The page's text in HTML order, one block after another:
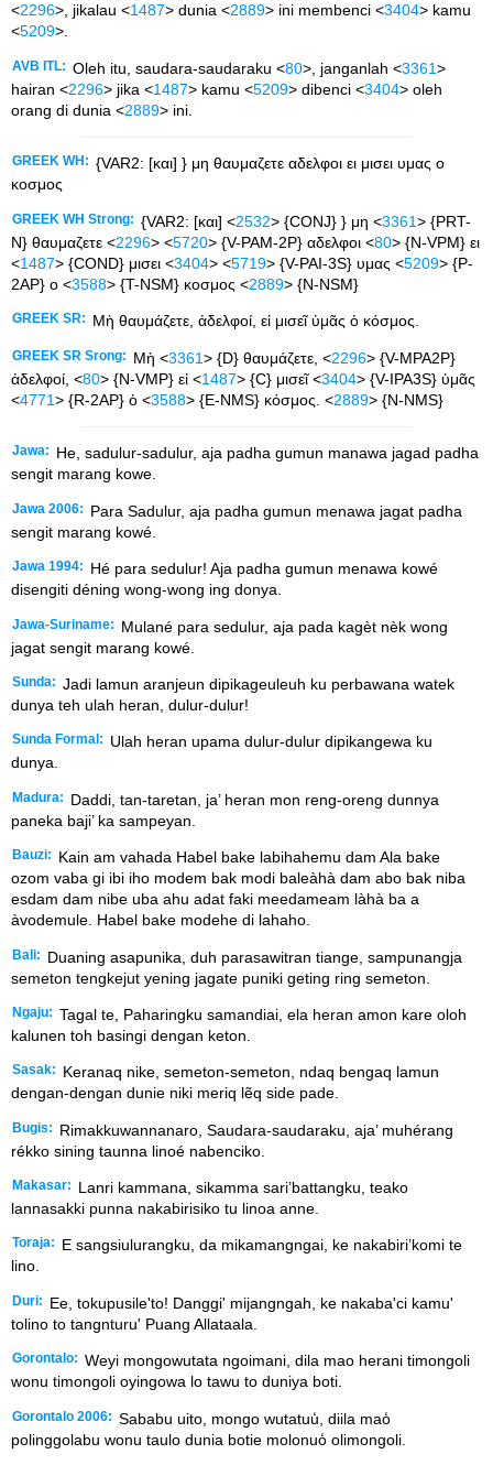
<2296>, jikalau <1487> dunia <2889> ini membenci <3404> kamu
<5209>.
AVB ITL: Oleh itu, saudara-saudaraku <80>, janganlah <3361>
hairan <2296> jika <1487> kamu <5209> dibenci <3404> oleh
orang di dunia <2889> ini.
GREEK WH: {VAR2: [και] } μη θαυμαζετε αδελφοι ει μισει υμας ο
κοσμος
GREEK WH Strong: {VAR2: [και] <2532> {CONJ} } μη <3361> {PRT-
N} θαυμαζετε <2296> <5720> {V-PAM-2P} αδελφοι <80> {N-VPM} ει
<1487> {COND} μισει <3404> <5719> {V-PAI-3S} υμας <5209> {P-
2AP} ο <3588> {T-NSM} κοσμος <2889> {N-NSM}
GREEK SR: Μὴ θαυμάζετε, ἀδελφοί, εἰ μισεῖ ὑμᾶς ὁ κόσμος.
GREEK SR Srong: Μὴ <3361> {D} θαυμάζετε, <2296> {V-MPA2P}
ἀδελφοί, <80> {N-VMP} εἰ <1487> {C} μισεῖ <3404> {V-IPA3S} ὑμᾶς
<4771> {R-2AP} ὁ <3588> {E-NMS} κόσμος. <2889> {N-NMS}
Jawa:
He, sadulur-sadulur, aja padha gumun manawa jagad padha
sengit marang kowe.
Jawa 2006:
Para Sadulur, aja padha gumun menawa jagat padha
sengit marang kowé.
Jawa 1994:
Hé para sedulur! Aja padha gumun menawa kowé
disengiti déning wong-wong ing donya.
Jawa-Suriname:
Mulané para sedulur, aja pada kagèt nèk wong
jagat sengit marang kowé.
Sunda: Jadi lamun aranjeun dipikageuleuh ku perbawana watek
dunya teh ulah heran, dulur-dulur!
Sunda Formal:
Ulah heran upama dulur-dulur dipikangewa ku
dunya.
Madura:
Daddi, tan-taretan, ja’ heran mon reng-oreng dunnya
paneka baji’ ka sampeyan.
Bauzi:
Kain am vahada Habel bake labihahemu dam Ala bake
ozom vaba gi ibi iho modem bak modi baleàhà dam abo bak niba
esdam dam nibe uba ahu adat faki meedameam làhà ba a
àvodemule. Habel bake modehe di lahaho.
Bali:
Duaning asapunika, duh parasawitran tiange, sampunangja
semeton tengkejut yening jagate puniki geting ring semeton.
Ngaju: Tagal te, Paharingku samandiai, ela heran amon kare oloh
kalunen toh basingi dengan keton.
Sasak:
Keranaq nike, semeton-semeton, ndaq bengaq lamun
dengan-dengan dunie niki meriq lẽq side pade.
Bugis:
Rimakkuwannanaro, Saudara-saudaraku, aja’ muhérang
rékko sining taunna linoé nabenciko.
Makasar:
Lanri kammana, sikamma sari’battangku, teako
lannasakki punna nakabirisiko tu linoa anne.
Toraja:
E sangsiulurangku, da mikamangngai, ke nakabiri’komi te
lino.
Duri:
Ee, tokupusile'to! Danggi' mijangngah, ke nakaba'ci kamu'
tolino to tangnturu' Puang Allataala.
Gorontalo: Weyi mongowutata ngoimani, dila mao herani timongoli
wonu timongoli oyingowa lo tawu to duniya boti.
Gorontalo 2006: Sababu uito, mongo wutatuu̒, diila mao̒
polinggolabu wonu taulo dunia botie molonuo̒ olimongoli.